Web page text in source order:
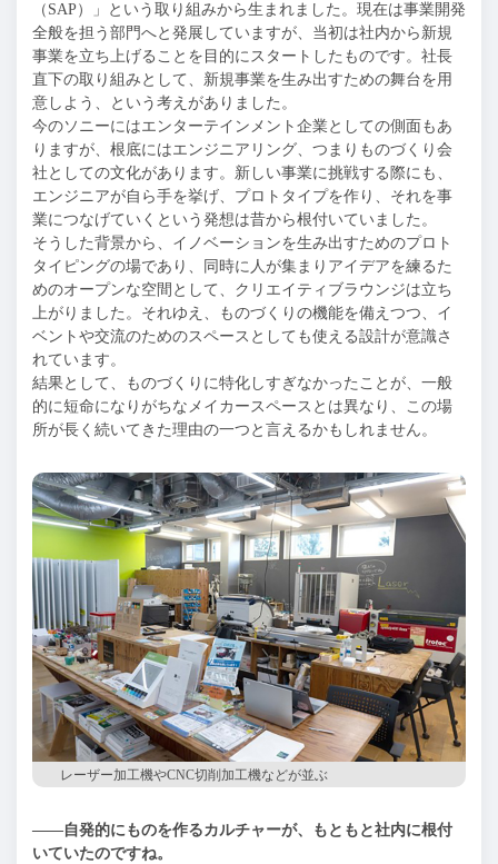
（SAP）」という取り組みから生まれました。現在は事業開発
全般を担う部門へと発展していますが、当初は社内から新規
事業を立ち上げることを目的にスタートしたものです。社長
直下の取り組みとして、新規事業を生み出すための舞台を用
意しよう、という考えがありました。
今のソニーにはエンターテインメント企業としての側面もあ
りますが、根底にはエンジニアリング、つまりものづくり会
社としての文化があります。新しい事業に挑戦する際にも、
エンジニアが自ら手を挙げ、プロトタイプを作り、それを事
業につなげていくという発想は昔から根付いていました。
そうした背景から、イノベーションを生み出すためのプロト
タイピングの場であり、同時に人が集まりアイデアを練るた
めのオープンな空間として、クリエイティブラウンジは立ち
上がりました。それゆえ、ものづくりの機能を備えつつ、イ
ベントや交流のためのスペースとしても使える設計が意識さ
れています。
結果として、ものづくりに特化しすぎなかったことが、一般
的に短命になりがちなメイカースペースとは異なり、この場
所が長く続いてきた理由の一つと言えるかもしれません。
レーザー加工機やCNC切削加工機などが並ぶ
——自発的にものを作るカルチャーが、もともと社内に根付
いていたのですね。